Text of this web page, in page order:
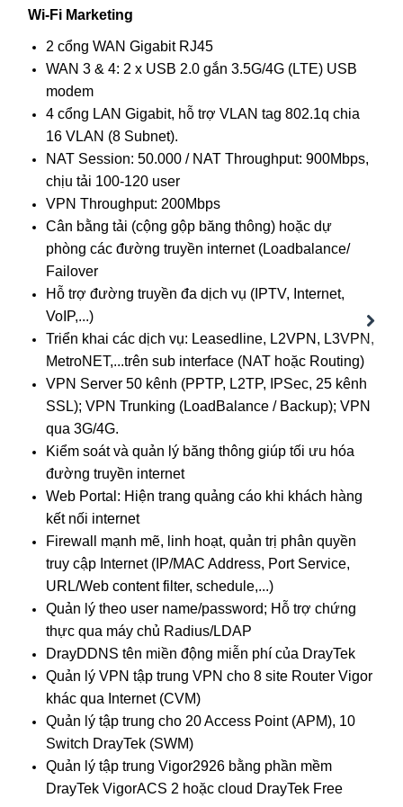
Next
Wi-Fi Marketing
2 cổng WAN Gigabit RJ45
WAN 3 & 4: 2 x USB 2.0 gắn 3.5G/4G (LTE) USB
modem
4 cổng LAN Gigabit, hỗ trợ VLAN tag 802.1q chia
16 VLAN (8 Subnet).
NAT Session: 50.000 / NAT Throughput: 900Mbps,
chịu tải 100-120 user
VPN Throughput: 200Mbps
Cân bằng tải (cộng gộp băng thông) hoặc dự
phòng các đường truyền internet (Loadbalance/
Failover
Hỗ trợ đường truyền đa dịch vụ (IPTV, Internet,
VoIP,...)
Triển khai các dịch vụ: Leasedline, L2VPN, L3VPN,
MetroNET,...trên sub interface (NAT hoặc Routing)
VPN Server 50 kênh (PPTP, L2TP, IPSec, 25 kênh
SSL); VPN Trunking (LoadBalance / Backup); VPN
qua 3G/4G.
Kiểm soát và quản lý băng thông giúp tối ưu hóa
đường truyền internet
Web Portal: Hiện trang quảng cáo khi khách hàng
kết nối internet
Firewall mạnh mẽ, linh hoạt, quản trị phân quyền
truy cập Internet (IP/MAC Address, Port Service,
URL/Web content filter, schedule,...)
Quản lý theo user name/password; Hỗ trợ chứng
thực qua máy chủ Radius/LDAP
DrayDDNS tên miền động miễn phí của DrayTek
Quản lý VPN tập trung VPN cho 8 site Router Vigor
khác qua Internet (CVM)
Quản lý tập trung cho 20 Access Point (APM), 10
Switch DrayTek (SWM)
Quản lý tập trung Vigor2926 bằng phần mềm
DrayTek VigorACS 2 hoặc cloud DrayTek Free